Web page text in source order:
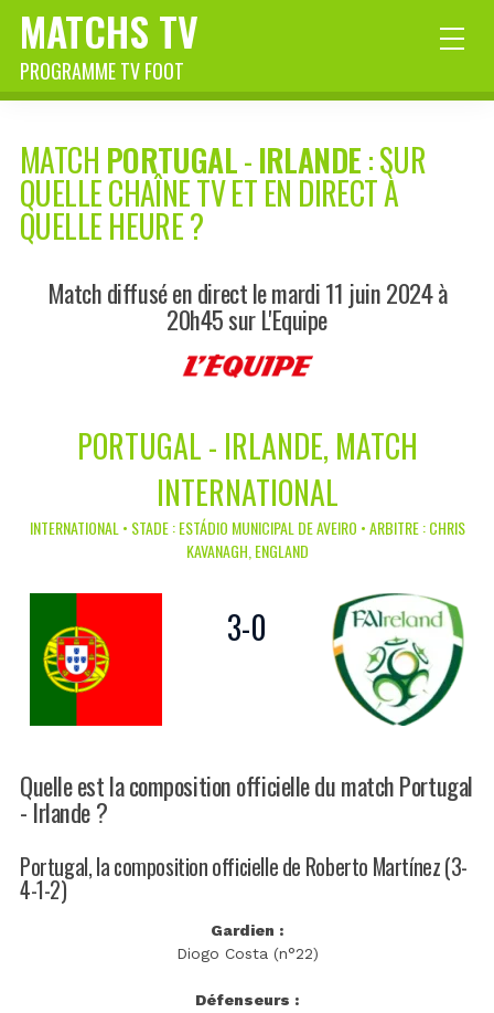
MATCHS TV
PROGRAMME TV FOOT
MATCH PORTUGAL-IRLANDE: SUR
QUELLE CHAÎNE TV ET EN DIRECT À
QUELLE HEURE ?
Match diffusé en direct le mardi 11 juin 2024 à
20h45 sur L'Equipe
PORTUGAL - IRLANDE, MATCH
INTERNATIONAL
INTERNATIONAL • STADE : ESTÁDIO MUNICIPAL DE AVEIRO • ARBITRE : CHRIS
KAVANAGH, ENGLAND
3-0
Quelle est la composition officielle du match Portugal
- Irlande ?
Portugal, la composition officielle de Roberto Martínez (3-
4-1-2)
Gardien :
Diogo Costa (n°22)
Défenseurs :